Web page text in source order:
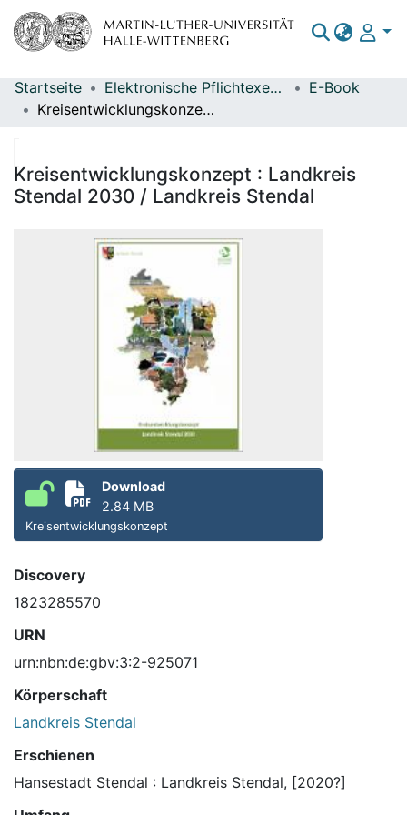
Bereiche & Sammlungen
Statistiken
Startseite Elektronische Pflichtexemplare
E-Book
Kreisentwicklungskonzept : Landkreis Stendal 2030 / Landkreis Stendal
Kreisentwicklungskonzept : Landkreis
Stendal 2030 / Landkreis Stendal
Download
2.84 MB
Kreisentwicklungskonzept
Discovery
1823285570
URN
urn:nbn:de:gbv:3:2-925071
Körperschaft
Landkreis Stendal
Erschienen
Hansestadt Stendal : Landkreis Stendal, [2020?]